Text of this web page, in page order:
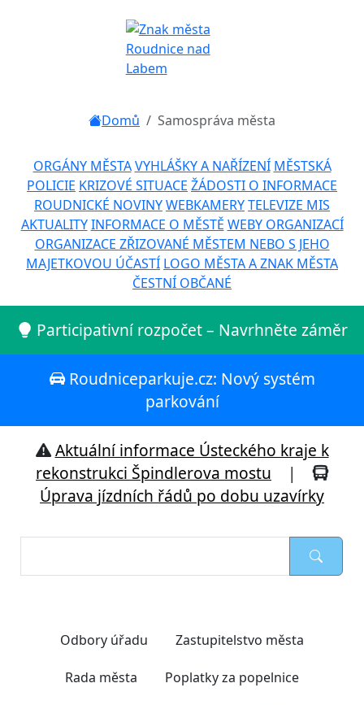
Domů Samospráva města
ORGÁNY MĚSTA VYHLÁŠKY A NAŘÍZENÍ MĚSTSKÁ
POLICIE KRIZOVÉ SITUACE ŽÁDOSTI O INFORMACE
ROUDNICKÉ NOVINYWEBKAMERYTELEVIZE MIS
AKTUALITY INFORMACE O MĚSTĚ WEBY ORGANIZACÍ
ORGANIZACE ZŘIZOVANÉ MĚSTEM NEBO S JEHO
MAJETKOVOU ÚČASTÍ LOGO MĚSTA A ZNAK MĚSTA
ČESTNÍ OBČANÉ
Participativní rozpočet – Navrhněte záměr
Roudniceparkuje.cz: Nový systém
parkování
Aktuální informace Ústeckého kraje k
rekonstrukci Špindlerova mostu |
Úprava jízdních řádů po dobu uzavírky
Odbory úřadu Zastupitelstvo města
Rada města Poplatky za popelnice